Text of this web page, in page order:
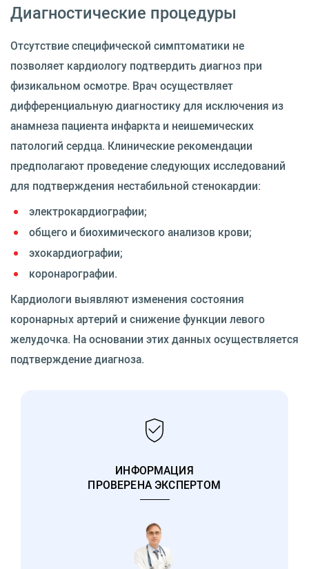
Диагностические процедуры
Отсутствие специфической симптоматики не
позволяет кардиологу подтвердить диагноз при
физикальном осмотре. Врач осуществляет
дифференциальную диагностику для исключения из
анамнеза пациента инфаркта и неишемических
патологий сердца. Клинические рекомендации
предполагают проведение следующих исследований
для подтверждения нестабильной стенокардии:
электрокардиографии;
общего и биохимического анализов крови;
эхокардиографии;
коронарографии.
Кардиологи выявляют изменения состояния
коронарных артерий и снижение функции левого
желудочка. На основании этих данных осуществляется
подтверждение диагноза.
ИНФОРМАЦИЯ
ПРОВЕРЕНА ЭКСПЕРТОМ